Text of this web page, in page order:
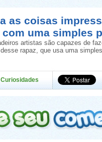
as coisas
com uma simples
artistas são capazes de
rapaz, que usa uma
Curiosidades